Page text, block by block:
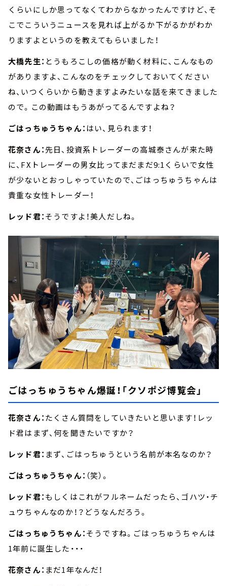
くらいにしか思ってなくてわからなかったんですけど、そ
こでこういうニュースを見れば上がるか下がるかがわか
りますよというのを教えてもらいました！
大橋先生： とうもろこしの価格が動く材料に、こんなもの
がありますよ、こんなのをチェックしておいてください
ね、いつくらいから動きますよみたいな話を来てきました
ので。この動画はもうあがってるんですよね？
ごはっちゅうちゃん： はい、見られます！
花奈さん：先日、投資系トレーダーの高城泰さんが来た時
に、FXトレーダーの男女比ってまだまだ9:1くらいで女性
が少ないとおっしゃっていたので、ごはっちゅうちゃんは
貴重な女性トレーダー！
レッド君：そうですよ！美人だしね。
ごはっちゅうちゃん爆誕！「クソポジ博覧会」
花奈さん：たくさん質問をしていきたいと思います！レッ
ド君はまず、何を聞きたいですか？
レッド君： まず、ごはっちゅうという名前が本名なのか？
ごはっちゅうちゃん： （笑）。
レッド君：もしくはこれがフルネームだったら、ゴハツ・チ
ュウちゃんなのか！？どうなんだろう。
ごはっちゅうちゃん：そうですね。ごはっちゅうちゃんは
1年前に誕生した・・・
花奈さん： まだ1年なんだ！